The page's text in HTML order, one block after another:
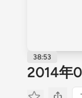
38:53
2014年